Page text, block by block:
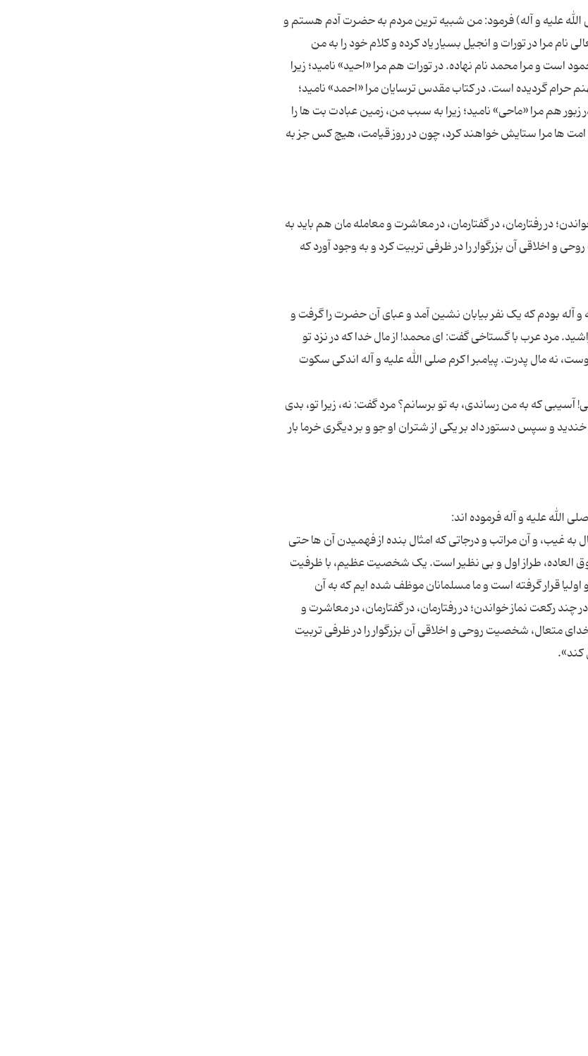
علیه و آله) فرمود: من شبیه ترین مردم به حضرت آدم هستم و
مرا در تورات و انجیل بسیار یاد کرده و کلام خود را به من
است و مرا محمد نام نهاده. در تورات هم مرا «احید» نامید؛ زیرا
گردیده است. در کتاب مقدس ترسایان مرا «احمد» نامید؛
هم مرا «ماحی» نامید؛ زیرا به سبب من، زمین عبادت بت ها را
امت ها مرا ستایش خواهند کرد، چون در روز قیامت، هیچ کس جز به
در رفتارمان، در گفتارمان، در معاشرت و معامله مان هم باید به
و اخلاقی آن بزرگوار را در ظرفی تربیت کرد و به وجود آورد که
آله بودم که یک نفر بیابان نشین آمد و عبای آن حضرت را گرفت و
مرد عرب با گستاخی گفت: ای محمد! از مال خدا که در نزد تو
نه مال پدرت. پیامبر اکرم صلی الله علیه و آله اندکی سکوت
که به من رساندی، به تو برسانم؟ مرد گفت: نه، زیرا تو، بدی
و سپس دستور داد بر یکی از شتران او جو و بر دیگری خرما بار
غیب، و آن مراتب و درجاتی که امثال بنده از فهمیدن آن ها حتی
طراز اول و بی نظیر است. یک شخصیت عظیم، با ظرفیت
اولیا قرار گرفته است و ما مسلمانان موظف شده ایم که به آن
چند رکعت نماز خواندن؛ در رفتارمان، در گفتارمان، در معاشرت و
متعال، شخصیت روحی و اخلاقی آن بزرگوار را در ظرفی تربیت